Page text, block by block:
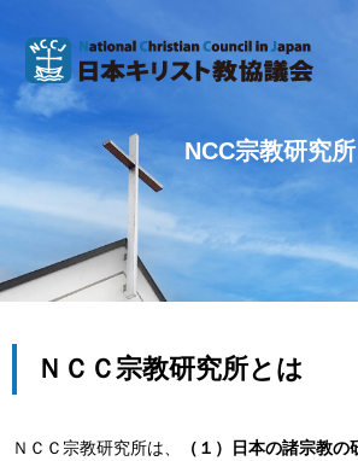
NCC宗教研究所
ＮＣＣ宗教研究所とは
ＮＣＣ宗教研究所は、 （１）日本の諸宗教の